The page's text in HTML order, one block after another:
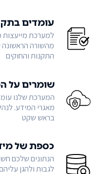
עומדים
למערכת מייעצות
מהשורה
התקנות והחוקים
שומרים על
המערכת שלנו
מאגרי המידע.
בראש שקט
כספת של
הנתונים שלכם
לגבות ולהגן